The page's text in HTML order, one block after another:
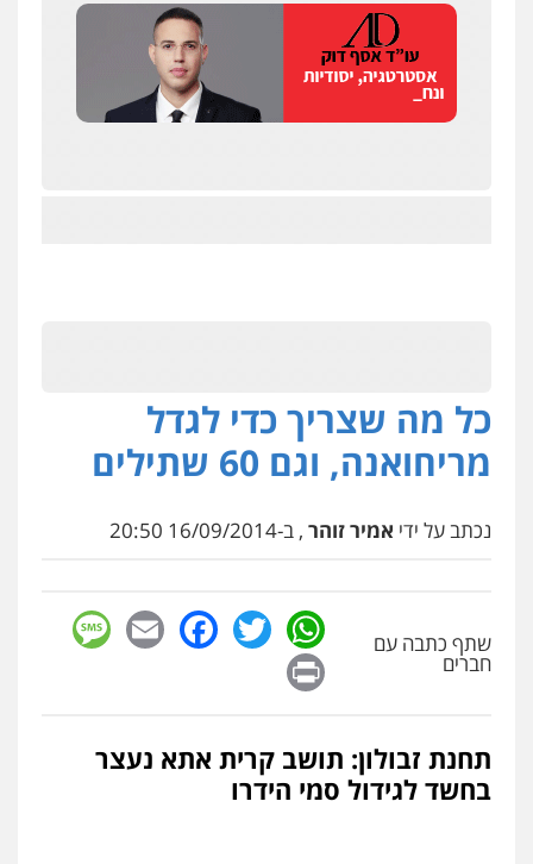
כל מה שצריך כדי לגדל
מריחואנה, וגם 60 שתילים
נכתב על ידי אמיר זוהר , ב-16/09/2014 20:50
שתף כתבה עם
חברים
WhatsApp
Twitter
Facebook
Email
תחנת זבולון: תושב קרית אתא נעצר
בחשד לגידול סמי הידרו
ניר קידר – צלם
צילום עורכי דין
רונן הלל – מוניטין
מחיקת כתבות מגוגל ודחיקת אזכורים